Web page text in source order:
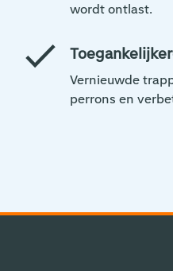
wordt ontlast.
Vernieuwde
perrons en